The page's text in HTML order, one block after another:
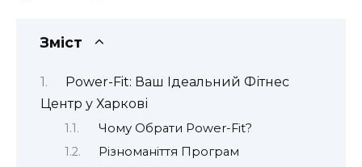
Зміст
Power-Fit: Ваш Ідеальний Фітнес
Центр у Харкові
Чому Обрати Power-Fit?
Різноманіття Програм